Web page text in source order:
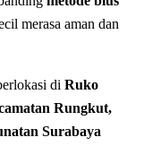
merasa aman dan
di Ruko
Rungkut,
Surabaya